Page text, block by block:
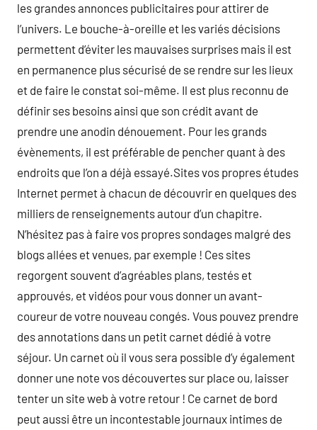
les grandes annonces publicitaires pour attirer de
l’univers. Le bouche-à-oreille et les variés décisions
permettent d’éviter les mauvaises surprises mais il est
en permanence plus sécurisé de se rendre sur les lieux
et de faire le constat soi-même. Il est plus reconnu de
définir ses besoins ainsi que son crédit avant de
prendre une anodin dénouement. Pour les grands
évènements, il est préférable de pencher quant à des
endroits que l’on a déjà essayé.Sites vos propres études
Internet permet à chacun de découvrir en quelques des
milliers de renseignements autour d’un chapitre.
N’hésitez pas à faire vos propres sondages malgré des
blogs allées et venues, par exemple ! Ces sites
regorgent souvent d’agréables plans, testés et
approuvés, et vidéos pour vous donner un avant-
coureur de votre nouveau congés. Vous pouvez prendre
des annotations dans un petit carnet dédié à votre
séjour. Un carnet où il vous sera possible d’y également
donner une note vos découvertes sur place ou, laisser
tenter un site web à votre retour ! Ce carnet de bord
peut aussi être un incontestable journaux intimes de